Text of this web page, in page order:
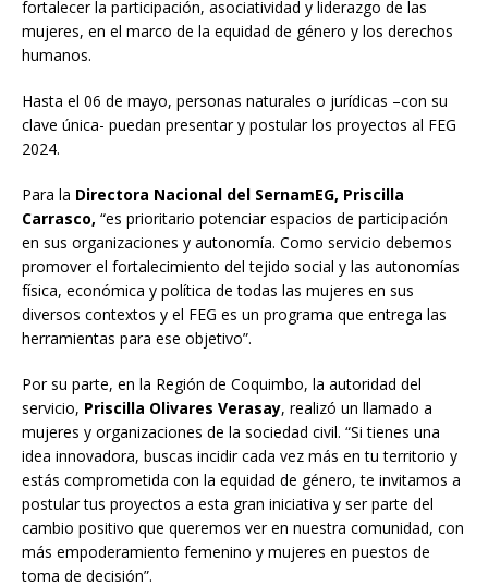
fortalecer la participación, asociatividad y liderazgo de las
mujeres, en el marco de la equidad de género y los derechos
humanos.
Hasta el 06 de mayo, personas naturales o jurídicas –con su
clave única- puedan presentar y postular los proyectos al FEG
2024.
Para la Directora Nacional del SernamEG, Priscilla
Carrasco, “es prioritario potenciar espacios de participación
en sus organizaciones y autonomía. Como servicio debemos
promover el fortalecimiento del tejido social y las autonomías
física, económica y política de todas las mujeres en sus
diversos contextos y el FEG es un programa que entrega las
herramientas para ese objetivo”.
Por su parte, en la Región de Coquimbo, la autoridad del
servicio, Priscilla Olivares Verasay, realizó un llamado a
mujeres y organizaciones de la sociedad civil. “Si tienes una
idea innovadora, buscas incidir cada vez más en tu territorio y
estás comprometida con la equidad de género, te invitamos a
postular tus proyectos a esta gran iniciativa y ser parte del
cambio positivo que queremos ver en nuestra comunidad, con
más empoderamiento femenino y mujeres en puestos de
toma de decisión”.